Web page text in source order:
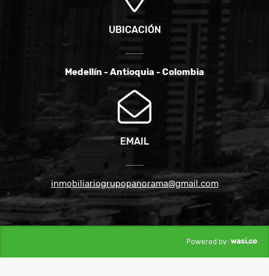
UBICACIÓN
Medellín - Antioquia - Colombia
EMAIL
inmobiliariogrupopanorama@gmail.com
Powered by: wasi.co